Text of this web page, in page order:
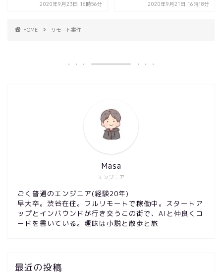
2020年9月23日 16時56分 2020年9月21日 16時18分
HOME リモート案件
エンジニア
Masa
ごく普通のエンジニア(経験20年)
早大卒。渋谷在住。フルリモートで稼働中。スタートア
ップとインバウンドが行き交うこの街で、AIと仲良くコ
ードを書いている。趣味は小説と散歩と旅
最近の投稿